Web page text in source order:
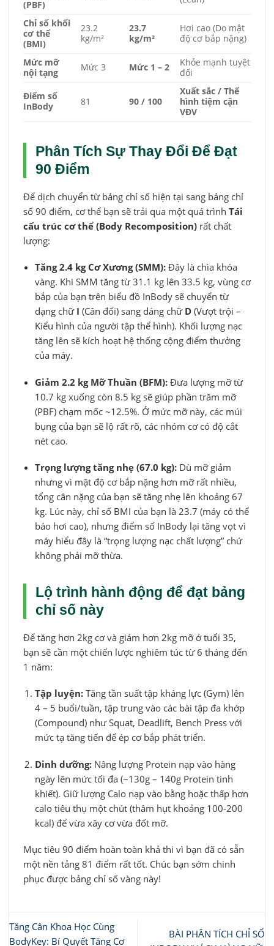
(PBF)
Chỉ số khối
cơ thể
(BMI)
23.2
kg/m²
23.7
kg/m²
Hơi cao (Do mật
độ cơ bắp nặng)
Mức mỡ
nội tạng
Mức 3 Mức 1 – 2
Khỏe mạnh tuyệt
đối
Điểm số
InBody
81 90 / 100
Xuất sắc / Thể
hình tiệm cận
VĐV
Phân Tích Sự Thay Đổi Để Đạt
90 Điểm
Để dịch chuyển từ bảng chỉ số hiện tại sang bảng chỉ
số 90 điểm, cơ thể bạn sẽ trải qua một quá trình Tái
cấu trúc cơ thể (Body Recomposition)rất chất
lượng:
Tăng 2.4 kg Cơ Xương (SMM): Đây là chìa khóa
vàng. Khi SMM tăng từ 31.1 kg lên 33.5 kg, vùng cơ
bắp của bạn trên biểu đồ InBody sẽ chuyển từ
dạng chữ I (Cân đối) sang dáng chữ D (Vượt trội –
Kiểu hình của người tập thể hình). Khối lượng nạc
tăng lên sẽ kích hoạt hệ thống cộng điểm thưởng
của máy.
Giảm 2.2 kg Mỡ Thuần (BFM): Đưa lượng mỡ từ
10.7 kg xuống còn 8.5 kg sẽ giúp phần trăm mỡ
(PBF) chạm mốc ~12.5%. Ở mức mỡ này, các múi
bụng của bạn sẽ lộ rất rõ, các nhóm cơ có độ cắt
nét cao.
Trọng lượng tăng nhẹ (67.0 kg): Dù mỡ giảm
nhưng vì mật độ cơ bắp nặng hơn mỡ rất nhiều,
tổng cân nặng của bạn sẽ tăng nhẹ lên khoảng 67
kg. Lúc này, chỉ số BMI của bạn là 23.7 (máy có thể
báo hơi cao), nhưng điểm số InBody lại tăng vọt vì
máy hiểu đây là “trọng lượng nạc chất lượng” chứ
không phải mỡ thừa.
Lộ trình hành động để đạt bảng
chỉ số này
Để tăng hơn 2kg cơ và giảm hơn 2kg mỡ ở tuổi 35,
bạn sẽ cần một chiến lược nghiêm túc từ 6 tháng đến
1 năm:
Tập luyện: Tăng tần suất tập kháng lực (Gym) lên
4 – 5 buổi/tuần, tập trung vào các bài tập đa khớp
(Compound) như Squat, Deadlift, Bench Press với
mức tạ tăng tiến để ép cơ bắp phát triển.
Dinh dưỡng: Nâng lượng Protein nạp vào hàng
ngày lên mức tối đa (~130g – 140g Protein tinh
khiết). Giữ lượng Calo nạp vào bằng hoặc thấp hơn
calo tiêu thụ một chút (thâm hụt khoảng 100-200
kcal) để vừa xây cơ vừa đốt mỡ.
Mục tiêu 90 điểm hoàn toàn khả thi vì bạn đã có sẵn
một nền tảng 81 điểm rất tốt. Chúc bạn sớm chinh
phục được bảng chỉ số vàng này!
Tăng Cân Khoa Học Cùng
BodyKey: Bí Quyết Tăng Cơ
BÀI PHÂN TÍCH CHỈ SỐ